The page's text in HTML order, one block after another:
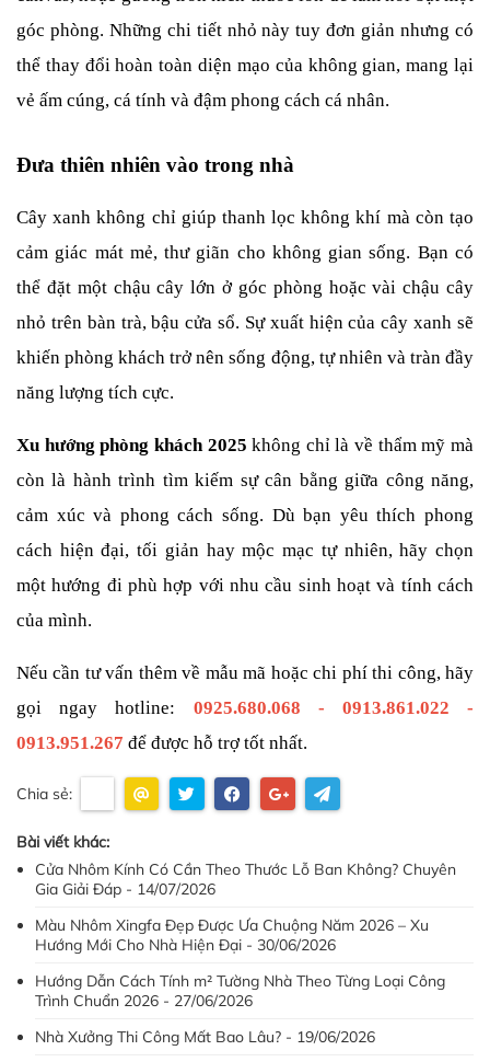
góc phòng. Những chi tiết nhỏ này tuy đơn giản nhưng có
thể thay đổi hoàn toàn diện mạo của không gian, mang lại
vẻ ấm cúng, cá tính và đậm phong cách cá nhân.
Đưa thiên nhiên vào trong nhà
Cây xanh không chỉ giúp thanh lọc không khí mà còn tạo
cảm giác mát mẻ, thư giãn cho không gian sống. Bạn có
thể đặt một chậu cây lớn ở góc phòng hoặc vài chậu cây
nhỏ trên bàn trà, bậu cửa sổ. Sự xuất hiện của cây xanh sẽ
khiến phòng khách trở nên sống động, tự nhiên và tràn đầy
năng lượng tích cực.
Xu hướng phòng khách 2025 không chỉ là về thẩm mỹ mà
còn là hành trình tìm kiếm sự cân bằng giữa công năng,
cảm xúc và phong cách sống. Dù bạn yêu thích phong
cách hiện đại, tối giản hay mộc mạc tự nhiên, hãy chọn
một hướng đi phù hợp với nhu cầu sinh hoạt và tính cách
của mình.
Nếu cần tư vấn thêm về mẫu mã hoặc chi phí thi công, hãy
gọi ngay hotline: 0925.680.068 - 0913.861.022 -
0913.951.267 để được hỗ trợ tốt nhất.
Chia sẻ:
Bài viết khác:
Cửa Nhôm Kính Có Cần Theo Thước Lỗ Ban Không? Chuyên
Gia Giải Đáp - 14/07/2026
Màu Nhôm Xingfa Đẹp Được Ưa Chuộng Năm 2026 – Xu
Hướng Mới Cho Nhà Hiện Đại - 30/06/2026
Hướng Dẫn Cách Tính m² Tường Nhà Theo Từng Loại Công
Trình Chuẩn 2026 - 27/06/2026
Nhà Xưởng Thi Công Mất Bao Lâu? - 19/06/2026